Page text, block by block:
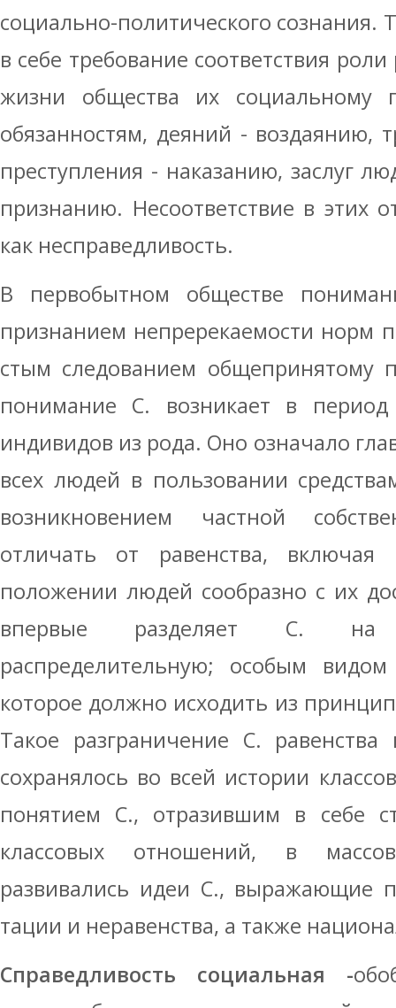
социально-политического сознания.
в себе требование соответствия
жизни общества их
обязанностям, деяний - воздаянию,
преступления - наказанию, заслуг
признанию. Несоответствие в этих
как несправедливость.
В первобытном обществе
признанием непререкаемости норм
стым следованием общепринятому
понимание С. возникает в
инди­видов из рода. Оно означало
всех людей в пользовании
возникновением частной
отличать от ра­венства,
положении людей сооб­разно с их
впервые разделяет С. на
распределительную; особым
которое должно исходить из
Такое разграничение С.
сохранялось во всей истории
понятием С., отразившим в себе
классовых отношений, в
развивались идеи С., выражающие
тации и неравенства, а также
Справедливость социальная -